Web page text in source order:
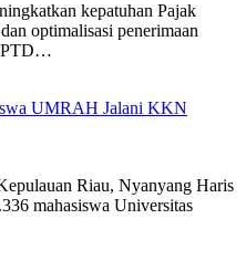
kepatuhan Pajak
optimalisasi penerimaan
UMRAH Jalani KKN
Riau, Nyanyang Haris
mahasiswa Universitas